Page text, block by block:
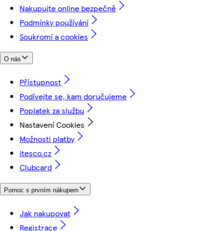
Nakupujte online bezpečně
Podmínky používání
Soukromí a cookies
O nás
Přístupnost
Podívejte se, kam doručujeme
Poplatek za službu
Nastavení Cookies
Možnosti platby
itesco.cz
Clubcard
Pomoc s prvním nákupem
Jak nakupovat
Registrace